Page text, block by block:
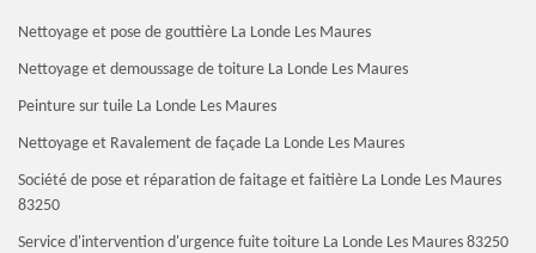
Nettoyage et pose de gouttière La Londe Les Maures
Nettoyage et demoussage de toiture La Londe Les Maures
Peinture sur tuile La Londe Les Maures
Nettoyage et Ravalement de façade La Londe Les Maures
Société de pose et réparation de faitage et faitière La Londe Les Maures
83250
Service d'intervention d'urgence fuite toiture La Londe Les Maures 83250